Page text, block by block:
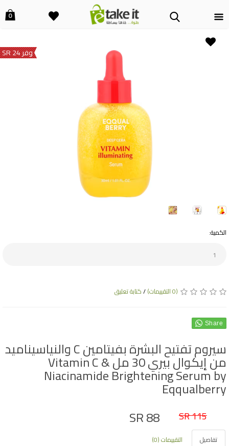
0
وفر 24 SR
الكمية:
(0 التقييمات) /كتابة تعليق
Share
سيروم تفتيح البشرة بفيتامين C والنياسيناميد
من إيكوال بيري 30 مل Vitamin C &
Niacinamide Brightening Serum by
Eqqualberry
SR 115
SR 88
تفاصيل
التقييمات (0)